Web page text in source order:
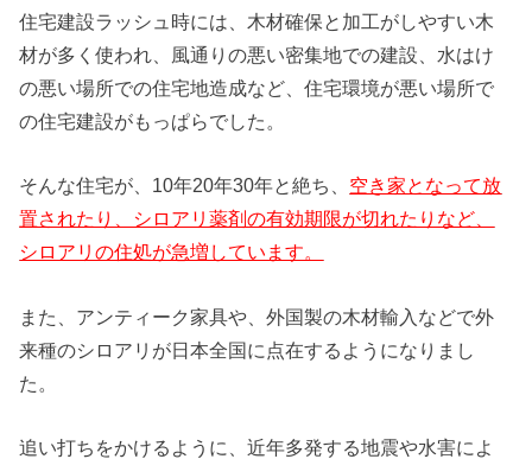
住宅建設ラッシュ時には、木材確保と加工がしやすい木
材が多く使われ、風通りの悪い密集地での建設、水はけ
の悪い場所での住宅地造成など、住宅環境が悪い場所で
の住宅建設がもっぱらでした。
そんな住宅が、10年20年30年と絶ち、 空き家となって放
置されたり、シロアリ薬剤の有効期限が切れたりなど、
シロアリの住処が急増しています。
また、アンティーク家具や、外国製の木材輸入などで外
来種のシロアリが日本全国に点在するようになりまし
た。
追い打ちをかけるように、近年多発する地震や水害によ